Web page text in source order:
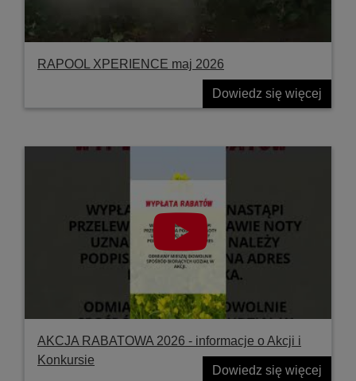
RAPOOL XPERIENCE maj 2026
Dowiedz się więcej
AKCJA RABATOWA 2026 - informacje o Akcji i
Konkursie
Dowiedz się więcej